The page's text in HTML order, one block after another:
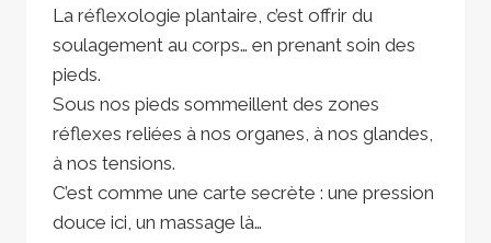
La réflexologie plantaire, c’est offrir du
soulagement au corps… en prenant soin des
pieds.
Sous nos pieds sommeillent des zones
réflexes reliées à nos organes, à nos glandes,
à nos tensions.
C’est comme une carte secrète : une pression
douce ici, un massage là…